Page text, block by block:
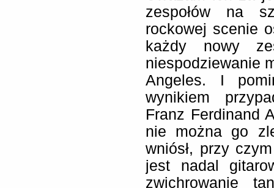
zespołów na
rockowej scenie
każdy nowy
niespodziewanie
Angeles. I
wynikiem
Franz Ferdinand
nie można go
wniósł, przy
jest nadal
zwichrowanie